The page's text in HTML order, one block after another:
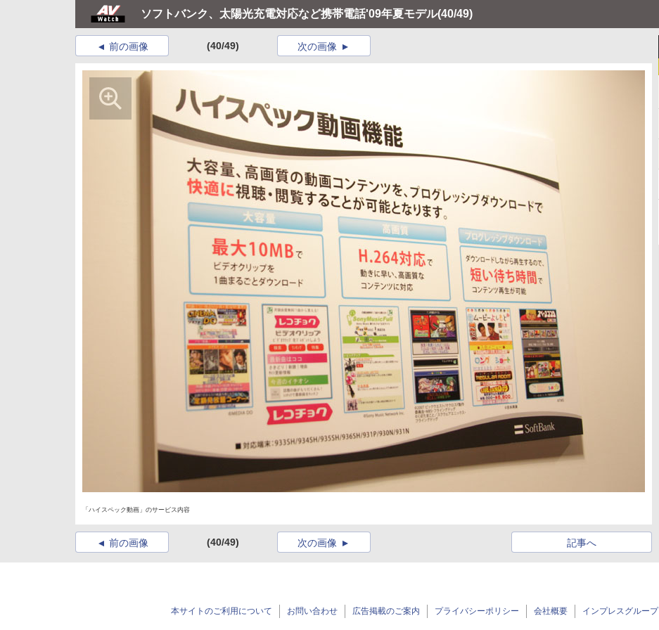
ソフトバンク、太陽光充電対応など携帯電話'09年夏モデル(40/49)
前の画像 (40/49) 次の画像
「ハイスペック動画」のサービス内容
前の画像 (40/49) 記事へ
次の画像
本サイトのご利用について お問い合わせ 広告掲載のご案内 プライバシーポリシー 会社概要 インプレスグループ